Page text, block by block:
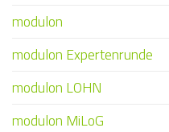
modulon
modulon Expertenrunde
modulon LOHN
modulon MiLoG